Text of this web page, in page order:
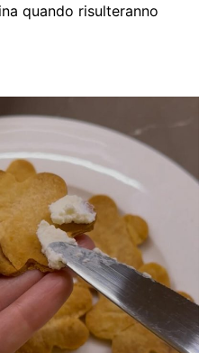
quando risulteranno